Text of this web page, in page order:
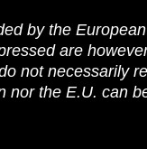
by the
are
not necessarily
nor the E.U. can